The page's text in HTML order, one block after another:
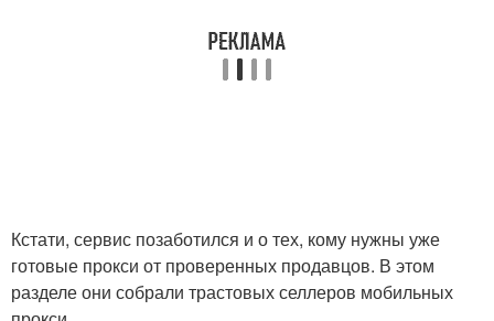
Кстати, сервис позаботился и о тех, кому нужны уже
готовые прокси от проверенных продавцов. В этом
разделе они собрали трастовых селлеров мобильных